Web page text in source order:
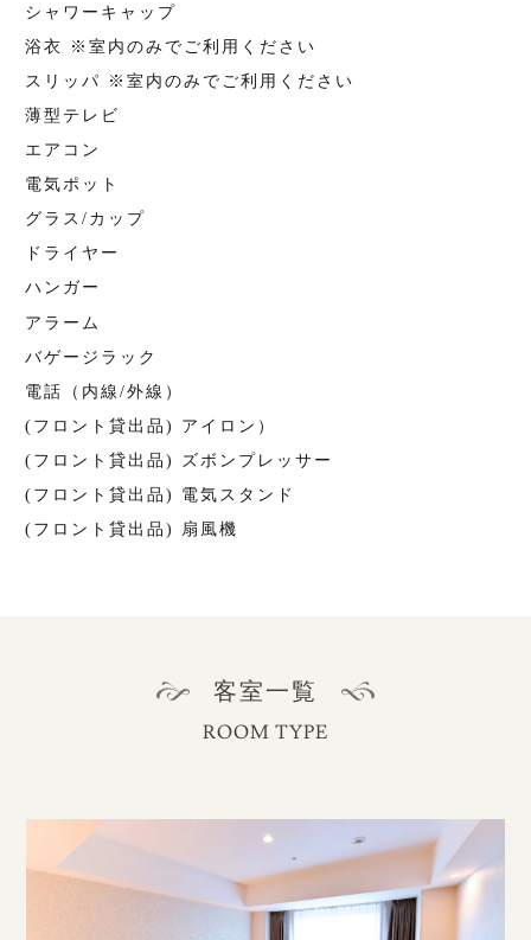
シャワーキャップ
浴衣 ※室内のみでご利用ください
スリッパ ※室内のみでご利用ください
薄型テレビ
エアコン
電気ポット
グラス/カップ
ドライヤー
ハンガー
アラーム
バゲージラック
電話（内線/外線）
(フロント貸出品) アイロン）
(フロント貸出品) ズボンプレッサー
(フロント貸出品) 電気スタンド
(フロント貸出品) 扇風機
客室一覧
ROOM TYPE